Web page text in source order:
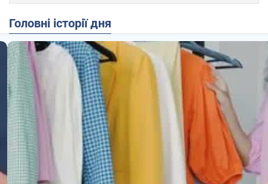
Головні історії дня